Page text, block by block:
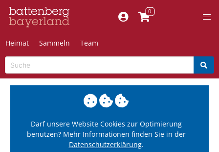
Heimat Sammeln Team
Darf unsere Website Cookies zur Optimierung
benutzen? Mehr Informationen finden Sie in der
Datenschutzerklärung.